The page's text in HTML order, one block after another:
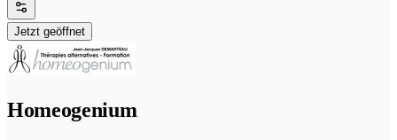
Jetzt geöffnet
Homeogenium